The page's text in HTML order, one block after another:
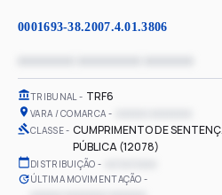
0001693-38.2007.4.01.3806
TRIBUNAL TRF6
VARA / COMARCA
CLASSE
CUMPRIMENTO DE
PÚBLICA (12078)
DISTRIBUIÇÃO
ÚLTIMA MOVIMENTAÇÃO